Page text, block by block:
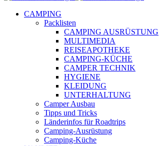
CAMPING
Packlisten
CAMPING AUSRÜSTUNG
MULTIMEDIA
REISEAPOTHEKE
CAMPING-KÜCHE
CAMPER TECHNIK
HYGIENE
KLEIDUNG
UNTERHALTUNG
Camper Ausbau
Tipps und Tricks
Länderinfos für Roadtrips
Camping-Ausrüstung
Camping-Küche